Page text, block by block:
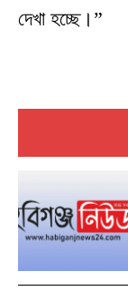
দেখা হচ্ছে।”